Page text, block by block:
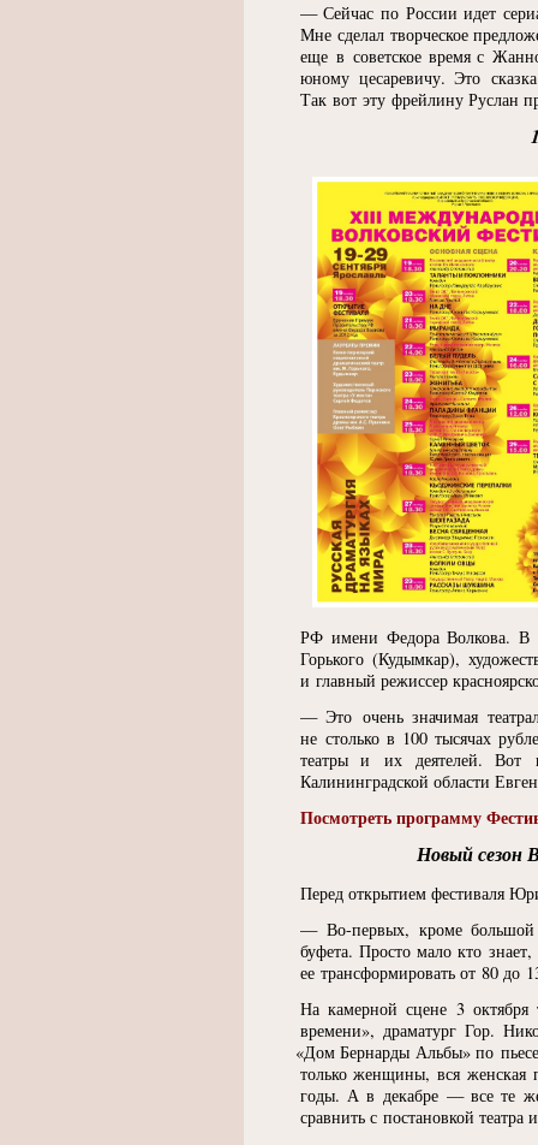
— Сейчас по России идет
Мне сделал творческое
еще в советское время с
юному цесаревичу. Это
Так вот эту фрейлину Руслан
РФ имени Федора Волкова. В
Горького (Кудымкар),
и главный режиссер
— Это очень значимая
не столько в 100 тысячах
театры и их деятелей. Вот
Калининградской области
Посмотреть программу
Новый сезон
Перед открытием фестиваля
— Во-первых, кроме
буфета. Просто мало кто
ее трансформировать от 80 до
На камерной сцене 3 октября
времени», драматург Гор.
«Дом Бернарды Альбы» по
только женщины, вся женская
годы. А в декабре — все те
сравнить с постановкой